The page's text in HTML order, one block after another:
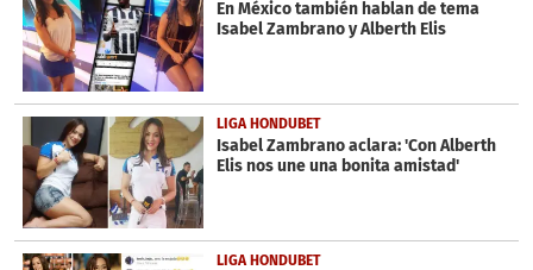
18
seconds
En México también hablan de tema
Isabel Zambrano y Alberth Elis
LIGA HONDUBET
Isabel Zambrano aclara: 'Con Alberth
Elis nos une una bonita amistad'
LIGA HONDUBET